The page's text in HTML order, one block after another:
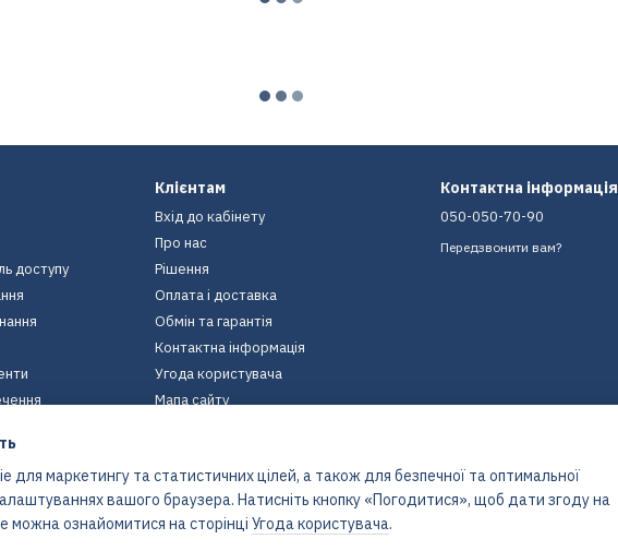
доступу
Клієнтам
Вхід до кабінету
Про нас
Рішення
Оплата і доставка
Обмін та гарантія
Контактна інформація
Угода користувача
Мапа сайту
Контактна інформація
050-050-70-90
Передзвонити вам?
маркетингу та статистичних цілей, а також для безпечної та оптимальної
вашого браузера. Натисніть кнопку «Погодитися», щоб дати згоду на
можна ознайомитися на сторінці Угода користувача.